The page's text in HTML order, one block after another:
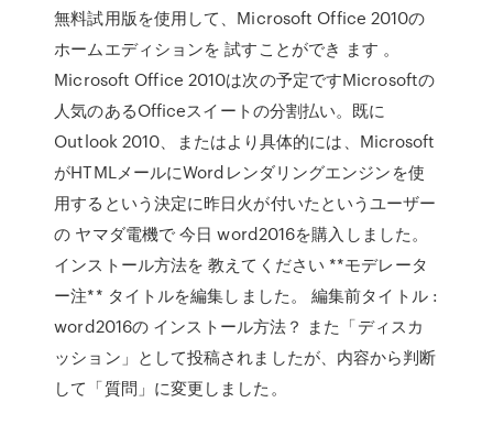
無料試用版を使用して、Microsoft Office 2010の
ホームエディションを 試すことができ ます 。
Microsoft Office 2010は次の予定ですMicrosoftの
人気のあるOfficeスイートの分割払い。既に
Outlook 2010、またはより具体的には、Microsoft
がHTMLメールにWordレンダリングエンジンを使
用するという決定に昨日火が付いたというユーザー
の ヤマダ電機で 今日 word2016を購入しました。
インストール方法を 教えてください **モデレータ
ー注** タイトルを編集しました。 編集前タイトル :
word2016の インストール方法？ また「ディスカ
ッション」として投稿されましたが、内容から判断
して「質問」に変更しました。